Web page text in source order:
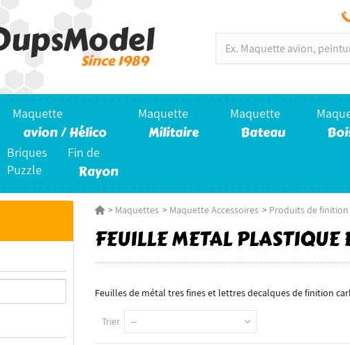
Maquette
avion / Hélico
Maquette
Militaire
Maquette
Bateau
Briques
Puzzle
Fin de
Rayon
> Maquettes > Maquette Accessoires > Produits de finition
FEUILLE METAL PLASTIQUE
Feuilles de métal tres fines et lettres decalques de finition
Trier --